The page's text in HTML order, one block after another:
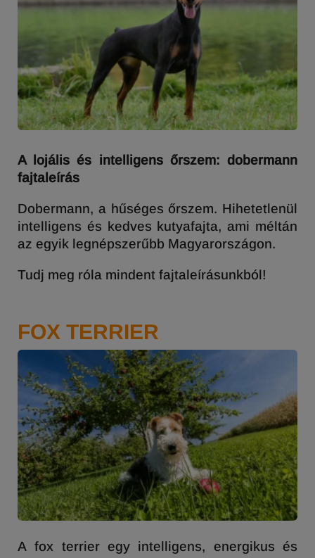
A lojális és intelligens őrszem: dobermann
fajtaleírás
Dobermann, a hűséges őrszem. Hihetetlenül
intelligens és kedves kutyafajta, ami méltán
az egyik legnépszerűbb Magyarországon.
Tudj meg róla mindent fajtaleírásunkból!
FOX TERRIER
Afox terrier egy intelligens, energikus és